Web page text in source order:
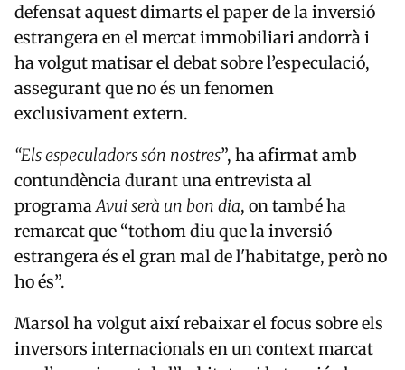
defensat aquest dimarts el paper de la inversió
estrangera en el mercat immobiliari andorrà i
ha volgut matisar el debat sobre l’especulació,
assegurant que no és un fenomen
exclusivament extern.
“Els especuladors són nostres”, ha afirmat amb
contundència durant una entrevista al
programaAvui serà un bon dia, on també ha
remarcat que “tothom diu que la inversió
estrangera és el gran mal de l'habitatge, però no
ho és”.
Marsol ha volgut així rebaixar el focus sobre els
inversors internacionals en un context marcat